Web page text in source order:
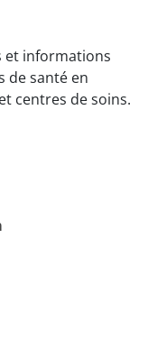
et informations
de santé en
centres de soins.